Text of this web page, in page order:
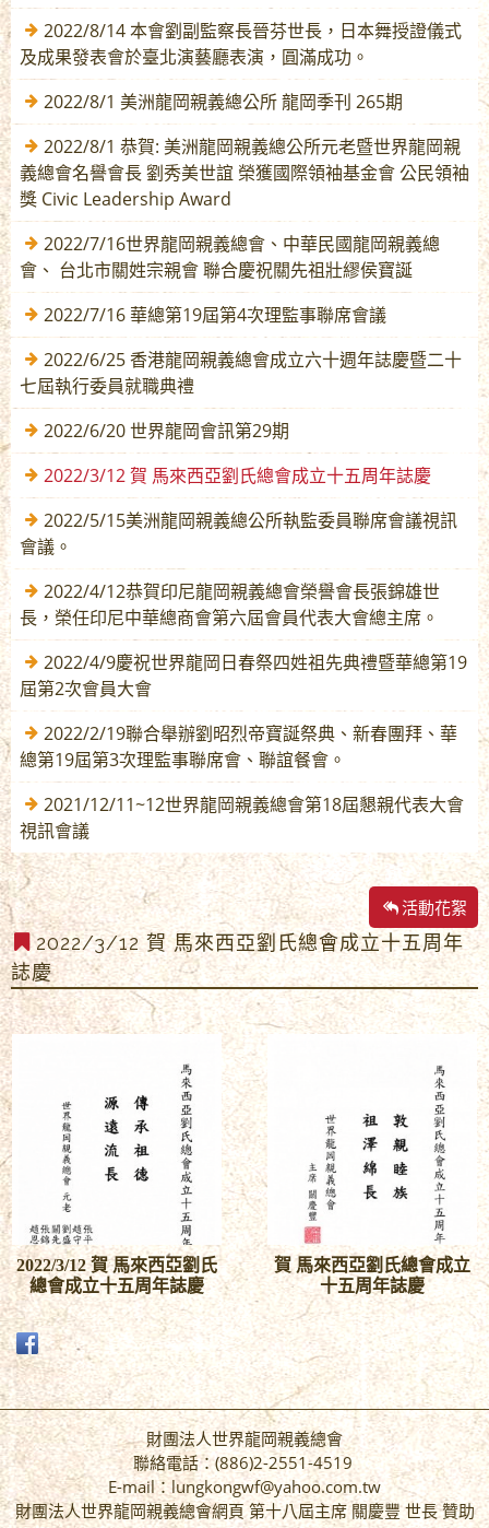
2022/8/14 本會劉副監察長晉芬世長，日本舞授證儀式
及成果發表會於臺北演藝廳表演，圓滿成功。
2022/8/1 美洲龍岡親義總公所 龍岡季刊 265期
2022/8/1 恭賀: 美洲龍岡親義總公所元老暨世界龍岡親
義總會名譽會長 劉秀美世誼 榮獲國際領袖基金會 公民領袖
獎 Civic Leadership Award
2022/7/16世界龍岡親義總會、中華民國龍岡親義總
會、 台北市關姓宗親會 聯合慶祝關先祖壯繆侯寶誕
2022/7/16 華總第19屆第4次理監事聯席會議
2022/6/25 香港龍岡親義總會成立六十週年誌慶暨二十
七屆執行委員就職典禮
2022/6/20 世界龍岡會訊第29期
2022/3/12 賀 馬來西亞劉氏總會成立十五周年誌慶
2022/5/15美洲龍岡親義總公所執監委員聯席會議視訊
會議。
2022/4/12恭賀印尼龍岡親義總會榮譽會長張錦雄世
長，榮任印尼中華總商會第六屆會員代表大會總主席。
2022/4/9慶祝世界龍岡日春祭四姓祖先典禮暨華總第19
屆第2次會員大會
2022/2/19聯合舉辦劉昭烈帝寶誕祭典、新春團拜、華
總第19屆第3次理監事聯席會、聯誼餐會。
2021/12/11~12世界龍岡親義總會第18屆懇親代表大會
視訊會議
活動花絮
2022/3/12 賀 馬來西亞劉氏總會成立十五周年
誌慶
2022/3/12 賀 馬來西亞劉氏
總會成立十五周年誌慶
賀 馬來西亞劉氏總會成立
十五周年誌慶
財團法人世界龍岡親義總會
聯絡電話：(886)2-2551-4519
E-mail：lungkongwf@yahoo.com.tw
財團法人世界龍岡親義總會網頁 第十八屆主席 關慶豐 世長 贊助